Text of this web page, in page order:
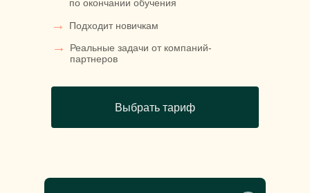
Выбрать тариф
→
Реальные задачи от компаний-
партнеров
→
по окончании обучения
Подходит новичкам